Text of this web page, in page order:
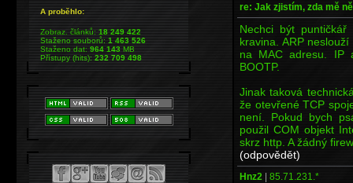
re: Jak zjistím, zda mě
Nechci být
kravina. ARP
na MAC adresu. IP
BOOTP.
Jinak taková
že otevřené TCP
není. Pokud bych
použil COM objekt
skrz http. A žádný
(odpovědět)
Hnz2 | 85.71.231.*
A proběhlo:
Zobraz. článků:18 249 422
Staženo souborů:1 463 526
Staženo dat:964 143MB
Přístupy (hits):232 709 498